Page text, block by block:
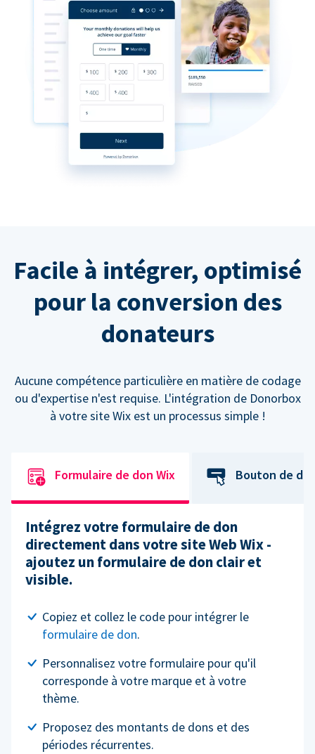
Facile à intégrer, optimisé
pour la conversion des
donateurs
Aucune compétence particulière en matière de codage
ou d'expertise n'est requise. L'intégration de Donorbox
à votre site Wix est un processus simple !
Formulaire de don Wix Bouton de
Intégrez votre formulaire de don
directement dans votre site Web Wix -
ajoutez un formulaire de don clair et
visible.
Copiez et collez le code pour intégrer le
formulaire de don.
Personnalisez votre formulaire pour qu'il
corresponde à votre marque et à votre
thème.
Proposez des montants de dons et des
périodes récurrentes.